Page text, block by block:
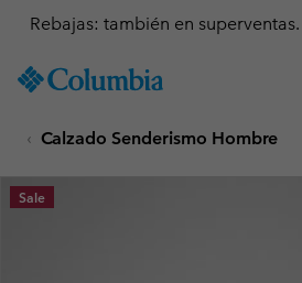
TO
SKIP
MAIN
NAV
Rebajas: también en superventas.
Calzado Senderismo Hombre
Sale